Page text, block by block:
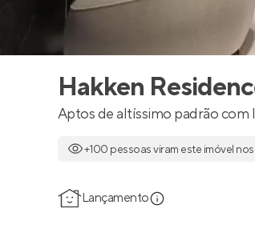
Hakken
Aptos de altíssimo padrão com
+100 pessoas viram este imóvel
Lançamento